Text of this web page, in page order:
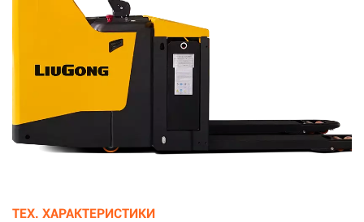
ТЕХ. ХАРАКТЕРИСТИКИ